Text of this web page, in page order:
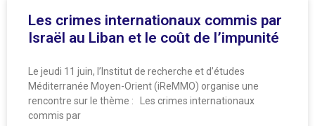
Les crimes internationaux commis par
Israël au Liban et le coût de l’impunité
Le jeudi 11 juin, l’Institut de recherche et d’études
Méditerranée Moyen-Orient (iReMMO) organise une
rencontre sur le thème : Les crimes internationaux
commis par